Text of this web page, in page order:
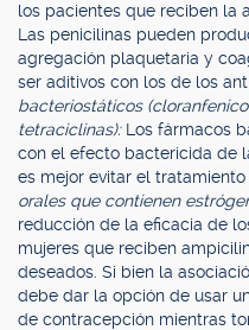
los pacientes que reciben la
Las penicilinas pueden
agregación plaquetaria y
ser aditivos con los de los
bacteriostáticos
tetraciclinas): Los fármacos
con el efecto bactericida de
es mejor evitar el tratamiento
orales que contienen
reducción de la eficacia de
mujeres que reciben
deseados. Si bien la
debe dar la opción de usar
de contracepción mientras